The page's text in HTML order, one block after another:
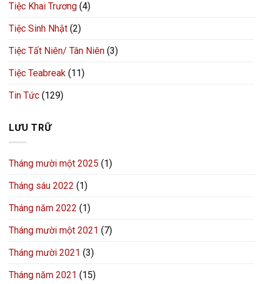
Tiệc Khai Trương (4)
Tiệc Sinh Nhật (2)
Tiệc Tất Niên/ Tân Niên (3)
Tiệc Teabreak (11)
Tin Tức (129)
LƯU TRỮ
Tháng mười một 2025 (1)
Tháng sáu 2022 (1)
Tháng năm 2022 (1)
Tháng mười một 2021 (7)
Tháng mười 2021 (3)
Tháng năm 2021 (15)